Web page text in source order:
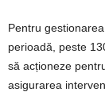
Pentru
perioadă, peste
să acționeze
asigurarea